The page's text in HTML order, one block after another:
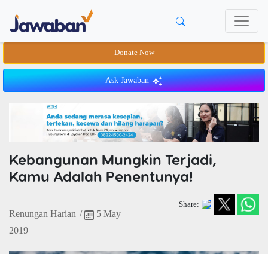
Donate Now
Ask Jawaban
Kebangunan Mungkin Terjadi,
Kamu Adalah Penentunya!
Renungan Harian /
5 May
2019
Share: